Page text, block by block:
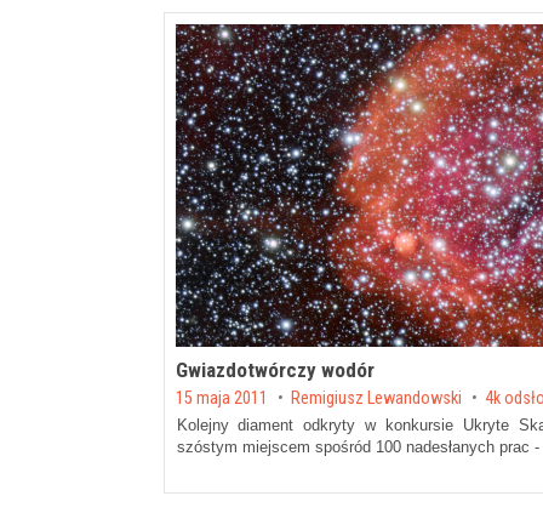
Gwiazdotwórczy wodór
Posted on
15 maja 2011 by Remigiusz Lewandowski 4k
Kolejny diament odkryty w konkursie Ukryte
szóstym miejscem spośród 100 nadesłanych prac